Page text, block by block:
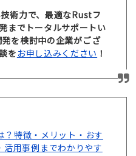
術力で、最適なRustフ
までトータルサポートい
を検討中の企業がござ
を お申し込みください ！
？特徴・メリット・おす
用事例までわかりやす